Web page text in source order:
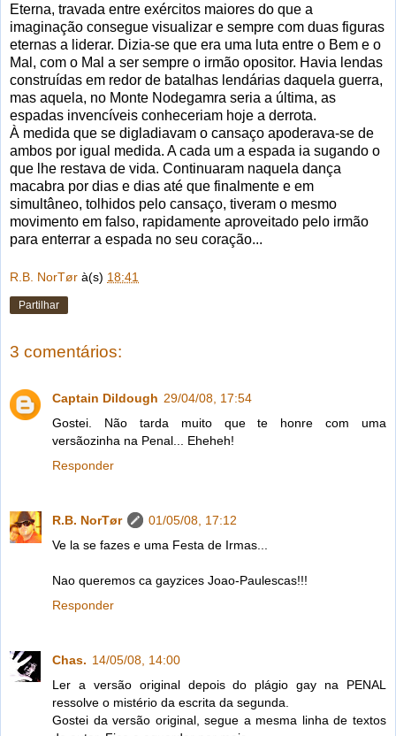
Eterna, travada entre exércitos maiores do que a
imaginação consegue visualizar e sempre com duas figuras
eternas a liderar. Dizia-se que era uma luta entre o Bem e o
Mal, com o Mal a ser sempre o irmão opositor. Havia lendas
construídas em redor de batalhas lendárias daquela guerra,
mas aquela, no Monte Nodegamra seria a última, as
espadas invencíveis conheceriam hoje a derrota.
À medida que se digladiavam o cansaço apoderava-se de
ambos por igual medida. A cada um a espada ia sugando o
que lhe restava de vida. Continuaram naquela dança
macabra por dias e dias até que finalmente e em
simultâneo, tolhidos pelo cansaço, tiveram o mesmo
movimento em falso, rapidamente aproveitado pelo irmão
para enterrar a espada no seu coração...
R.B. NorTør à(s) 18:41
Partilhar
3 comentários:
Captain Dildough 29/04/08, 17:54
Gostei. Não tarda muito que te honre com uma
versãozinha na Penal... Eheheh!
Responder
R.B. NorTør
01/05/08, 17:12
Ve la se fazes e uma Festa de Irmas...
Nao queremos ca gayzices Joao-Paulescas!!!
Responder
Chas. 14/05/08, 14:00
Ler a versão original depois do plágio gay na PENAL
ressolve o mistério da escrita da segunda.
Gostei da versão original, segue a mesma linha de textos